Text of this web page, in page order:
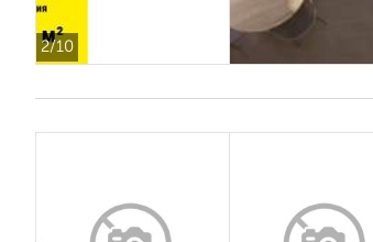
2/10